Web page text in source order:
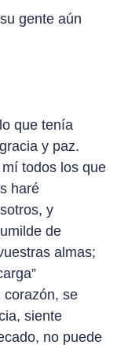
gente aún
que tenía
y paz.
todos los que
haré
y
de
almas;
corazón, se
siente
no puede